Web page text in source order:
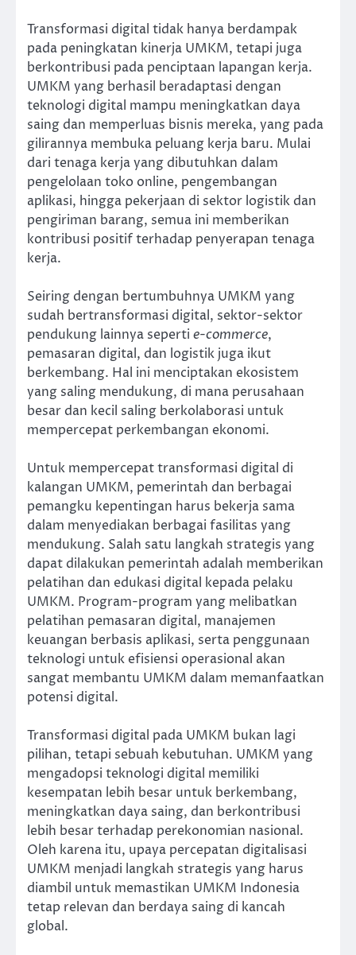
Transformasi digital tidak hanya berdampak
pada peningkatan kinerja UMKM, tetapi juga
berkontribusi pada penciptaan lapangan kerja.
UMKM yang berhasil beradaptasi dengan
teknologi digital mampu meningkatkan daya
saing dan memperluas bisnis mereka, yang pada
gilirannya membuka peluang kerja baru. Mulai
dari tenaga kerja yang dibutuhkan dalam
pengelolaan toko online, pengembangan
aplikasi, hingga pekerjaan di sektor logistik dan
pengiriman barang, semua ini memberikan
kontribusi positif terhadap penyerapan tenaga
kerja.
Seiring dengan bertumbuhnya UMKM yang
sudah bertransformasi digital, sektor-sektor
pendukung lainnya seperti e-commerce,
pemasaran digital, dan logistik juga ikut
berkembang. Hal ini menciptakan ekosistem
yang saling mendukung, di mana perusahaan
besar dan kecil saling berkolaborasi untuk
mempercepat perkembangan ekonomi.
Untuk mempercepat transformasi digital di
kalangan UMKM, pemerintah dan berbagai
pemangku kepentingan harus bekerja sama
dalam menyediakan berbagai fasilitas yang
mendukung. Salah satu langkah strategis yang
dapat dilakukan pemerintah adalah memberikan
pelatihan dan edukasi digital kepada pelaku
UMKM. Program-program yang melibatkan
pelatihan pemasaran digital, manajemen
keuangan berbasis aplikasi, serta penggunaan
teknologi untuk efisiensi operasional akan
sangat membantu UMKM dalam memanfaatkan
potensi digital.
Transformasi digital pada UMKM bukan lagi
pilihan, tetapi sebuah kebutuhan. UMKM yang
mengadopsi teknologi digital memiliki
kesempatan lebih besar untuk berkembang,
meningkatkan daya saing, dan berkontribusi
lebih besar terhadap perekonomian nasional.
Oleh karena itu, upaya percepatan digitalisasi
UMKM menjadi langkah strategis yang harus
diambil untuk memastikan UMKM Indonesia
tetap relevan dan berdaya saing di kancah
global.